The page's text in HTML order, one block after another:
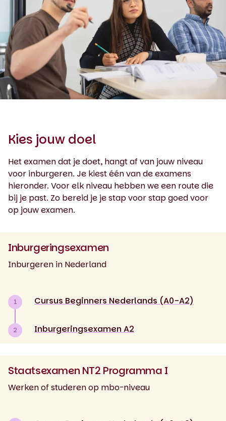
Kies jouw doel
Het examen dat je doet, hangt af van jouw niveau
voor inburgeren. Je kiest één van de examens
hieronder. Voor elk niveau hebben we een route die
bij je past. Zo bereid je je stap voor stap goed voor
op jouw examen.
Inburgeringsexamen
Inburgeren in Nederland
1 Cursus Beginners Nederlands (A0-A2)
2 Inburgeringsexamen A2
Staatsexamen NT2 Programma I
Werken of studeren op mbo-niveau